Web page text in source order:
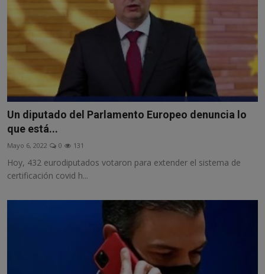
Un diputado del Parlamento Europeo denuncia lo
que está...
Mayo 6, 2022 0 131
Hoy, 432 eurodiputados votaron para extender el sistema de
certificación covid h...